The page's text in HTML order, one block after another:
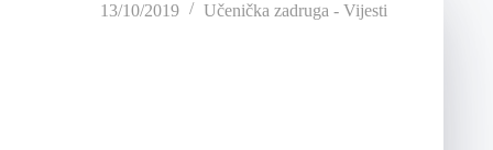
13/10/2019 Učenička zadruga - Vijesti